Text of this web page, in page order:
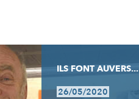
ILS FONT AUVERS...
26/05/2020